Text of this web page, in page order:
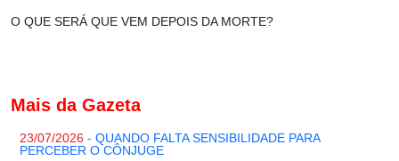
O QUE SERÁ QUE VEM DEPOIS DA MORTE?
Mais da Gazeta
23/07/2026 - QUANDO FALTA SENSIBILIDADE PARA
PERCEBER O CÔNJUGE